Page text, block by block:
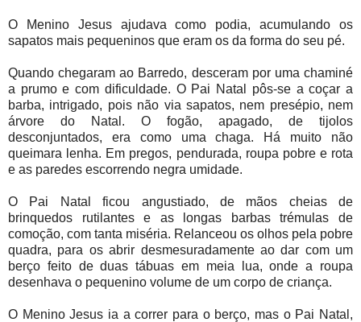
O Menino Jesus ajudava como podia, acumulando os
sapatos mais pequeninos que eram os da forma do seu pé.
Quando chegaram ao Barredo, desceram por uma chaminé
a prumo e com dificuldade. O Pai Natal pôs-se a coçar a
barba, intrigado, pois não via sapatos, nem presépio, nem
árvore do Natal. O fogão, apagado, de tijolos
desconjuntados, era como uma chaga. Há muito não
queimara lenha. Em pregos, pendurada, roupa pobre e rota
e as paredes escorrendo negra umidade.
O Pai Natal ficou angustiado, de mãos cheias de
brinquedos rutilantes e as longas barbas trémulas de
comoção, com tanta miséria. Relanceou os olhos pela pobre
quadra, para os abrir desmesuradamente ao dar com um
berço feito de duas tábuas em meia lua, onde a roupa
desenhava o pequenino volume de um corpo de criança.
O Menino Jesus ia a correr para o berço, mas o Pai Natal,